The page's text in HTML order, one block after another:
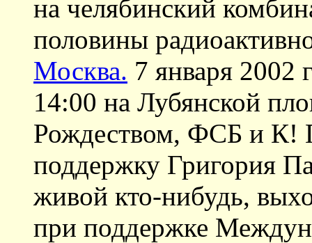
на челябинский
половины
Москва. 7 января 2002
14:00 на Лубянской
Рождеством, ФСБ и К!
поддержку Григория
живой кто-нибудь,
при поддержке